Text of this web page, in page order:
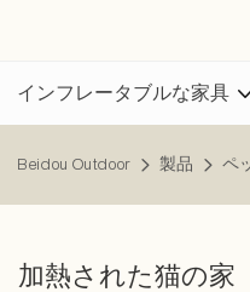
インフレータブルな家具
Beidou Outdoor 製品 ペ
加熱された猫の家